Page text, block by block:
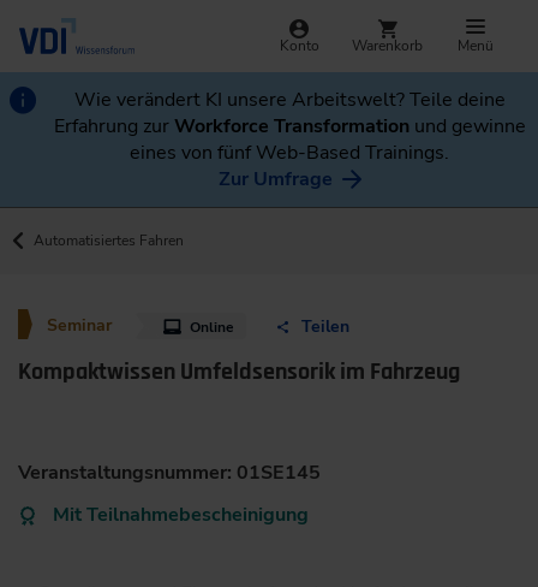
Konto Warenkorb Menü
Wie verändert KI unsere Arbeitswelt? Teile deine
Erfahrung zurWorkforce Transformation und gewinne
eines von fünf Web-Based Trainings.
Zur Umfrage
Automatisiertes Fahren
Seminar Online Teilen
Kompaktwissen Umfeldsensorik im Fahrzeug
Veranstaltungsnummer: 01SE145
Mit Teilnahmebescheinigung